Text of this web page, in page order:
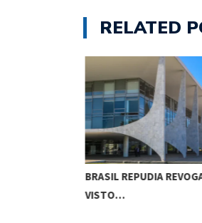
RELATED
BRASIL REPUDIA
VISTO…